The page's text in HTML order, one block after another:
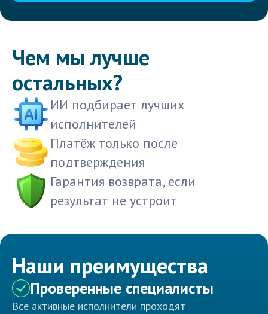
Чем мы лучше
остальных?
ИИ подбирает лучших
исполнителей
Платёж только после
подтверждения
Гарантия возврата, если
результат не устроит
Наши преимущества
Проверенные специалисты
Все активные исполнители проходят